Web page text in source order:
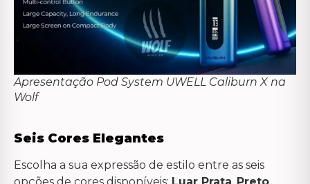
Apresentação Pod System UWELL Caliburn X na
Wolf
Seis Cores Elegantes
Escolha a sua expressão de estilo entre as seis